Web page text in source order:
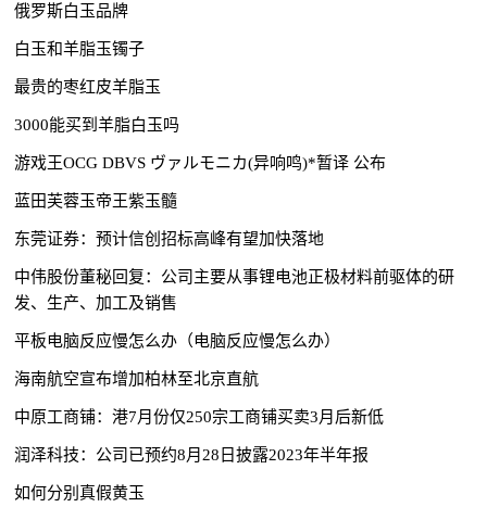
俄罗斯白玉品牌
白玉和羊脂玉镯子
最贵的枣红皮羊脂玉
3000能买到羊脂白玉吗
游戏王OCG DBVS ヴァルモニカ(异响鸣)*暂译 公布
蓝田芙蓉玉帝王紫玉髓
东莞证券：预计信创招标高峰有望加快落地
中伟股份董秘回复：公司主要从事锂电池正极材料前驱体的研
发、生产、加工及销售
平板电脑反应慢怎么办（电脑反应慢怎么办）
海南航空宣布增加柏林至北京直航
中原工商铺：港7月份仅250宗工商铺买卖3月后新低
润泽科技：公司已预约8月28日披露2023年半年报
如何分别真假黄玉